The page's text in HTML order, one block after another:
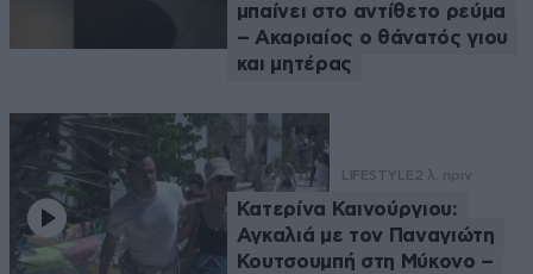
μπαίνει στο αντίθετο ρεύμα
– Ακαριαίος ο θάνατός γιου
και μητέρας
LIFESTYLE2 λ. πριν
Κατερίνα Καινούργιου:
Αγκαλιά με τον Παναγιώτη
Κουτσουμπή στη Μύκονο –